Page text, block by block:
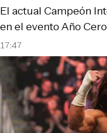
17:47
El actual Campeón
en el evento Año